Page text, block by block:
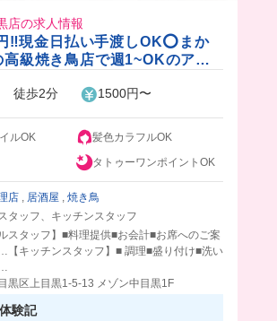
店の求人情報
‼️現金日払い手渡しOK⭕️まか
高級焼き鳥店で週1~OKのアル
徒歩2分 1500円〜
ルOK
髪色カラフルOK
タトゥーワンポイントOK
店 , 居酒屋 , 焼き鳥
タッフ、キッチンスタッフ
ルスタッフ】■料理提供■お会計■お席へのご案
【キッチンスタッフ】■ 調理■盛り付け■洗い
黒区上目黒1-5-13 メゾン中目黒1F
験記